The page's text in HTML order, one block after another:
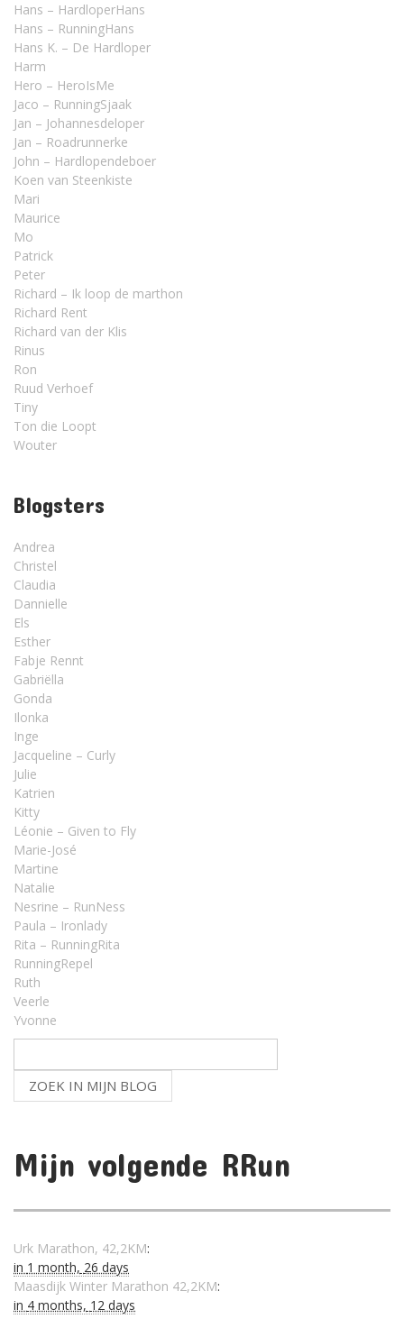
Hans – HardloperHans
Hans – RunningHans
Hans K. – De Hardloper
Harm
Hero – HeroIsMe
Jaco – RunningSjaak
Jan – Johannesdeloper
Jan – Roadrunnerke
John – Hardlopendeboer
Koen van Steenkiste
Mari
Maurice
Mo
Patrick
Peter
Richard – Ik loop de marthon
Richard Rent
Richard van der Klis
Rinus
Ron
Ruud Verhoef
Tiny
Ton die Loopt
Wouter
Blogsters
Andrea
Christel
Claudia
Dannielle
Els
Esther
Fabje Rennt
Gabriëlla
Gonda
Ilonka
Inge
Jacqueline – Curly
Julie
Katrien
Kitty
Léonie – Given to Fly
Marie-José
Martine
Natalie
Nesrine – RunNess
Paula – Ironlady
Rita – RunningRita
RunningRepel
Ruth
Veerle
Yvonne
Mijn volgende RRun
Urk Marathon, 42,2KM:
in 1 month, 26 days
Maasdijk Winter Marathon 42,2KM:
in 4 months, 12 days